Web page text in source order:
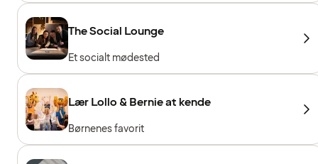
The Social Lounge
Et socialt mødested
Lær Lollo & Bernie at kende
Børnenes favorit